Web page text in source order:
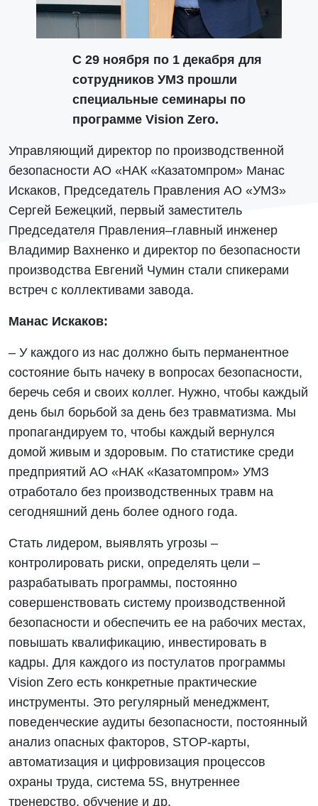
С 29 ноября по 1 декабря для
сотрудников УМЗ прошли
специальные семинары по
программе Vision Zero.
Управляющий директор по производственной
безопасности АО «НАК «Казатомпром» Манас
Искаков, Председатель Правления АО «УМЗ»
Сергей Бежецкий, первый заместитель
Председателя Правления–главный инженер
Владимир Вахненко и директор по безопасности
производства Евгений Чумин стали спикерами
встреч с коллективами завода.
Манас Искаков:
– У каждого из нас должно быть перманентное
состояние быть начеку в вопросах безопасности,
беречь себя и своих коллег. Нужно, чтобы каждый
день был борьбой за день без травматизма. Мы
пропагандируем то, чтобы каждый вернулся
домой живым и здоровым. По статистике среди
предприятий АО «НАК «Казатомпром» УМЗ
отработало без производственных травм на
сегодняшний день более одного года.
Стать лидером, выявлять угрозы –
контролировать риски, определять цели –
разрабатывать программы, постоянно
совершенствовать систему производственной
безопасности и обеспечить ее на рабочих местах,
повышать квалификацию, инвестировать в
кадры. Для каждого из постулатов программы
Vision Zero есть конкретные практические
инструменты. Это регулярный менеджмент,
поведенческие аудиты безопасности, постоянный
анализ опасных факторов, STOP-карты,
автоматизация и цифровизация процессов
охраны труда, система 5S, внутреннее
тренерство, обучение и др.